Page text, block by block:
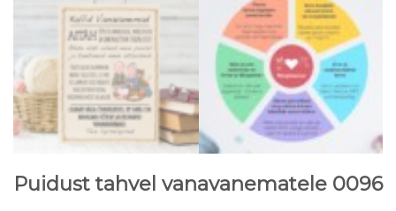
Puidust tahvel vanavanematele 0096